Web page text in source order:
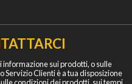
sui prodotti, o sulle
Servizio Clienti è a tua disposizione
condizioni dei prodotti, sui tempi